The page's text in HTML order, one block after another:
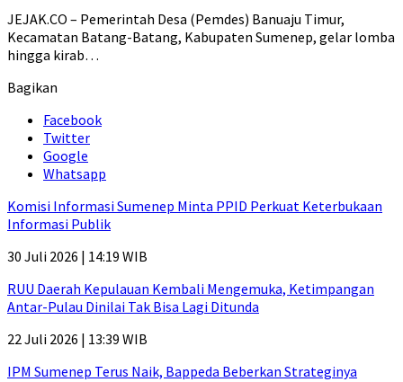
JEJAK.CO – Pemerintah Desa (Pemdes) Banuaju Timur,
Kecamatan Batang-Batang, Kabupaten Sumenep, gelar lomba
hingga kirab…
Bagikan
Facebook
Twitter
Google
Whatsapp
Komisi Informasi Sumenep Minta PPID Perkuat Keterbukaan
Informasi Publik
30 Juli 2026 | 14:19 WIB
RUU Daerah Kepulauan Kembali Mengemuka, Ketimpangan
Antar-Pulau Dinilai Tak Bisa Lagi Ditunda
22 Juli 2026 | 13:39 WIB
IPM Sumenep Terus Naik, Bappeda Beberkan Strateginya